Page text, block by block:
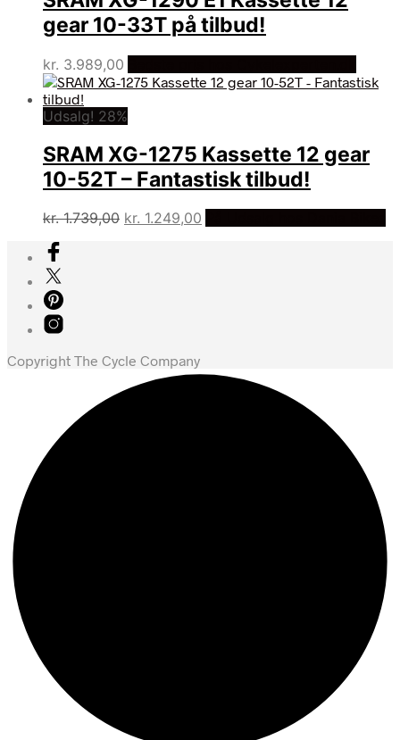
gear 10-33T på tilbud!
kr. 3.989,00
Udsalg! 28%
SRAM XG-1275 Kassette 12 gear
10-52T – Fantastisk tilbud!
kr.1.739,00 Den
kr. 1.249,00
Copyright The Cycle Company